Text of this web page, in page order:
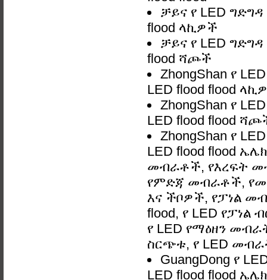
ቻይና የ LED
flood ላኪዎች
ቻይና የ LED
flood ሻጮች
ZhongShan የ
LED flood flood
ZhongShan የ
LED flood flood
ZhongShan የ
LED flood flood
መብራቶች, የእረፍት
የምድጃ መብራቶች,
እና ችቦዎች, የፓነል
flood, የ LED የፓነል
የ LED የማዕዘን
ስርጭቱ, የ LED
GuangDong የ
LED flood flood